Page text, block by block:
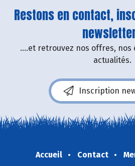
Restons en contact,
....et retrouvez nos offres, nos
actualités.
Inscription
Accueil Contact